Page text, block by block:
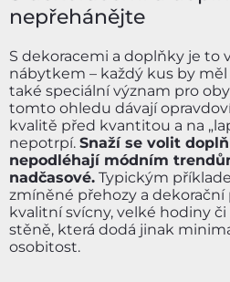
nepřehánějte
S dekoracemi a doplňky je to
nábytkem – každý kus by
také speciální význam pro
tomto ohledu dávají
kvalitě před kvantitou a na
nepotrpí. Snaží se volit
nepodléhají módním
nadčasové. Typickým
zmíněné přehozy a dekorační
kvalitní svícny, velké hodiny či
stěně, která dodá jinak
osobitost.